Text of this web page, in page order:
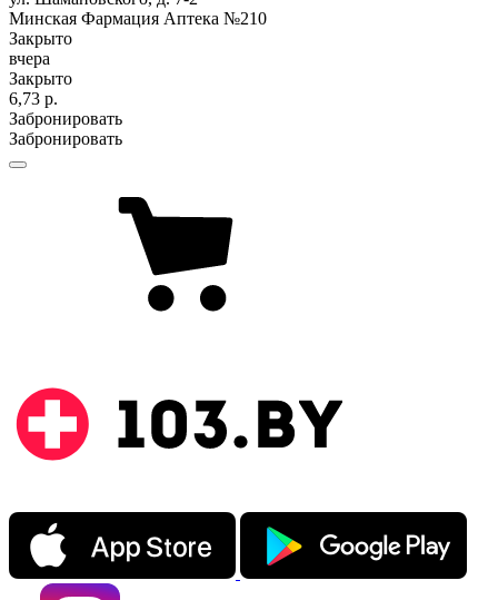
Минская Фармация Аптека №210
Закрыто
вчера
Закрыто
6,73 р.
Забронировать
Забронировать